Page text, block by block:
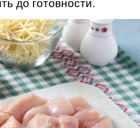
до готовности.